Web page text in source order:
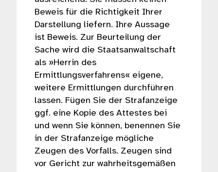
Beweis für die Richtigkeit Ihrer
Darstellung liefern. Ihre Aussage
ist Beweis. Zur Beurteilung der
Sache wird die Staatsanwaltschaft
als »Herrin des
Ermittlungsverfahrens« eigene,
weitere Ermittlungen durchführen
lassen. Fügen Sie der Strafanzeige
ggf. eine Kopie des Attestes bei
und wenn Sie können, benennen Sie
in der Strafanzeige mögliche
Zeugen des Vorfalls. Zeugen sind
vor Gericht zur wahrheitsgemäßen